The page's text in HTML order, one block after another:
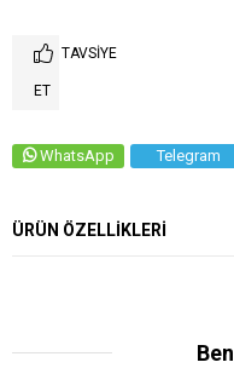
TAVSIYE
ET
WhatsApp Telegram
ÜRÜN ÖZELLIKLERI